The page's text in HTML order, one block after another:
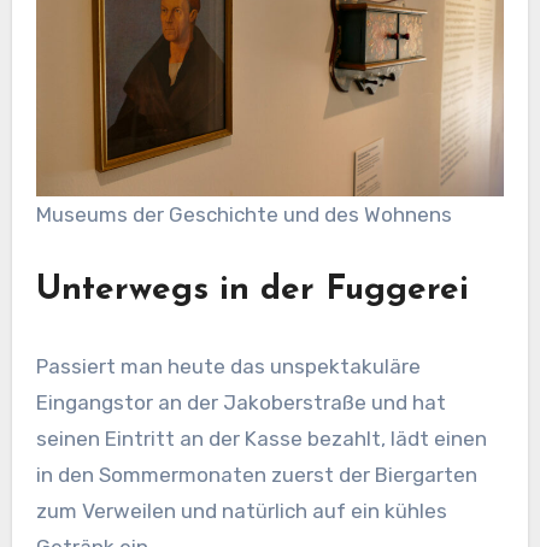
Museums der Geschichte und des Wohnens
Unterwegs in der Fuggerei
Passiert man heute das unspektakuläre
Eingangstor an der Jakoberstraße und hat
seinen Eintritt an der Kasse bezahlt, lädt einen
in den Sommermonaten zuerst der Biergarten
zum Verweilen und natürlich auf ein kühles